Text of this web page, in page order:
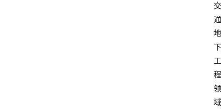
交
通
地
下
工
程
领
域